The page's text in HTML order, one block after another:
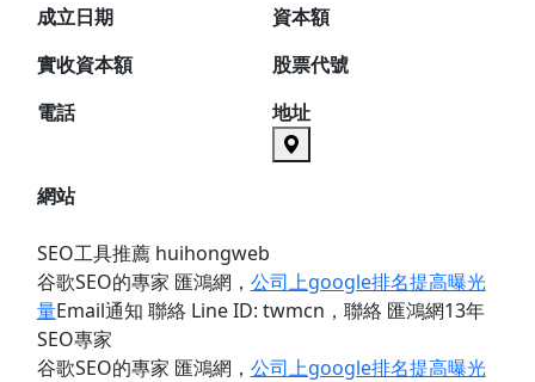
成立日期
資本額
實收資本額
股票代號
電話
地址
網站
SEO工具推薦 huihongweb
谷歌SEO的專家 匯鴻網 ， 公司上google排名提高曝光
量Email通知 聯絡 Line ID: twmcn ，聯絡 匯鴻網13年
SEO專家
谷歌SEO的專家 匯鴻網 ， 公司上google排名提高曝光